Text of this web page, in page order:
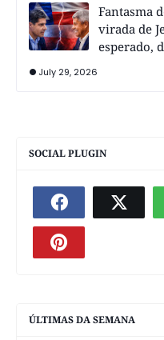
Fantasma
virada de
esperado,
July 29, 2026
SOCIAL PLUGIN
ÚLTIMAS DA SEMANA